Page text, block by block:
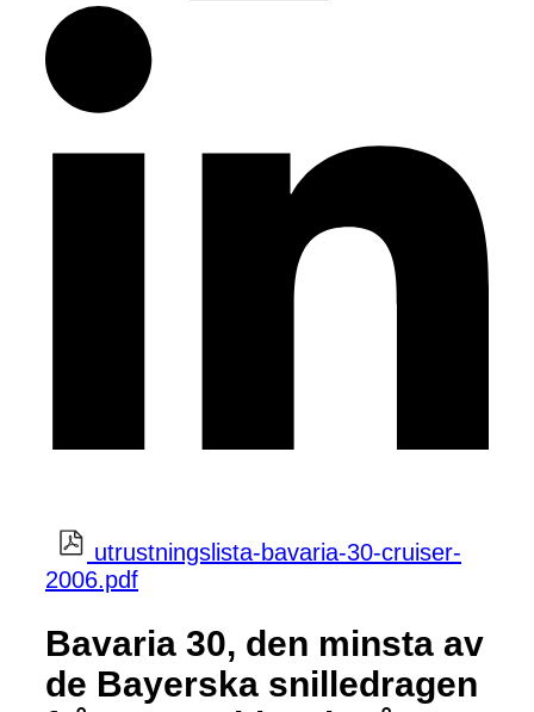
utrustningslista-bavaria-30-cruiser-
2006.pdf
Bavaria 30, den minsta av
de Bayerska snilledragen